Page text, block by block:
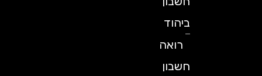
ביהוד
רואה
חשבון